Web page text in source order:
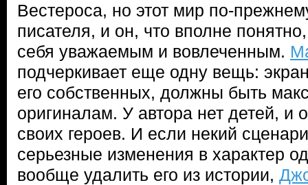
Вестероса, но этот мир по-
писателя, и он, что вполне понятно,
себя уважаемым и вовлеченным.
подчеркивает еще одну вещь:
его собственных, должны быть
оригиналам. У автора нет детей, и
своих героев. И если некий
серьезные изменения в характер
вообще удалить его из истории,